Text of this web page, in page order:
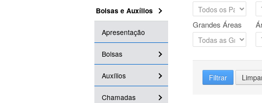
Bolsas e Auxílios
Apresentação
Bolsas
Auxílios
Chamadas
Grandes Áreas
Filtrar